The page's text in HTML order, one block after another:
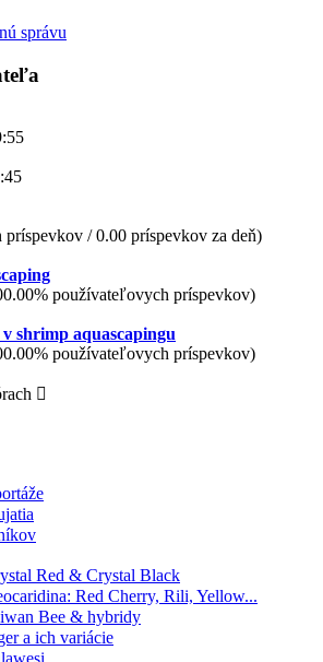
správu
príspevkov / 0.00 príspevkov za deň)
používateľovych príspevkov)
shrimp aquascapingu
používateľovych príspevkov)
Red & Crystal Black
Red Cherry, Rili, Yellow...
Bee & hybridy
a ich variácie